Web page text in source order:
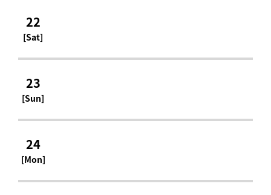
22
[Sat]
23
[Sun]
24
[Mon]